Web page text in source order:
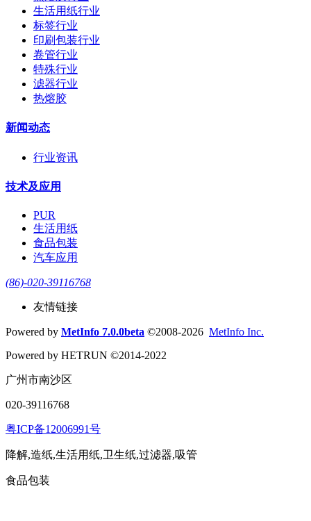
生活用纸行业
标签行业
印刷包装行业
卷管行业
特殊行业
滤器行业
热熔胶
新闻动态
行业资讯
技术及应用
PUR
生活用纸
食品包装
汽车应用
(86)-020-39116768
友情链接
Powered by MetInfo 7.0.0beta ©2008-2026 MetInfo Inc.
Powered by HETRUN ©2014-2022
广州市南沙区
020-39116768
粤ICP备12006991号
降解,造纸,生活用纸,卫生纸,过滤器,吸管
食品包装